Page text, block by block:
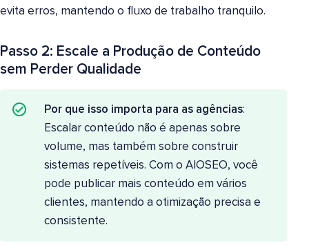
evita erros, mantendo o fluxo de trabalho tranquilo.
Passo 2: Escale a Produção de Conteúdo
sem Perder Qualidade
Por que isso importa para as agências:
Escalar conteúdo não é apenas sobre
volume, mas também sobre construir
sistemas repetíveis. Com o AIOSEO, você
pode publicar mais conteúdo em vários
clientes, mantendo a otimização precisa e
consistente.